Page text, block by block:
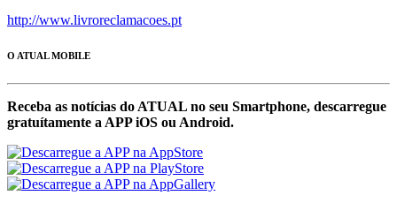
http://www.livroreclamacoes.pt
O ATUAL MOBILE
Receba as notícias do ATUAL no seu Smartphone, descarregue
gratuítamente a APP iOS ou Android.